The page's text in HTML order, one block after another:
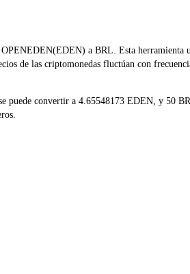
a BRL. Esta herramienta
de las criptomonedas fluctúan con
convertir a 4.65548173 EDEN, y 50